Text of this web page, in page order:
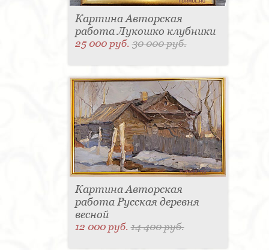
Картина Авторская
работа Лукошко клубники
25 000 руб.30 000 руб.
Картина Авторская
работа Русская деревня
весной
12 000 руб.14 400 руб.